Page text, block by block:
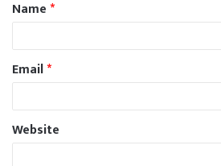
Name*
Email*
Website